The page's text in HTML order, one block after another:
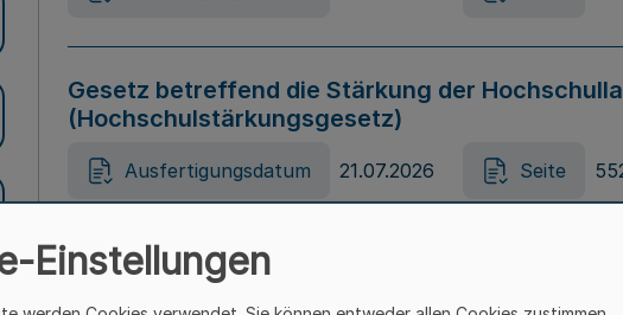
Gesetz betreffend die Stärkung der
(Hochschulstärkungsgesetz)
Ausfertigungsdatum 21.07.2026 Seite
Gesetz zur Vermeidung von Diskriminierung in
(Landesantidiskriminierungsgesetz – LADG NRW)
Einstellungen